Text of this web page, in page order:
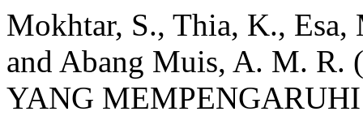
Mokhtar, S., Thia, K.,
and Abang Muis, A. M.
YANG